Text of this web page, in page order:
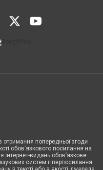
отримання попередньої згоди
обов'язкового посилання на
інтернет-видань обов'язкове
систем гіперпосилання